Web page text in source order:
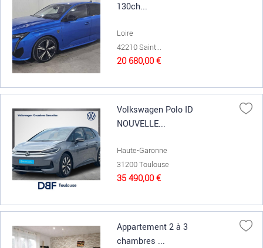
130ch...
Loire
42210 Saint...
20 680,00 €
Volkswagen Polo ID
NOUVELLE...
Haute-Garonne
31200 Toulouse
35 490,00 €
Appartement 2 à 3
chambres ...